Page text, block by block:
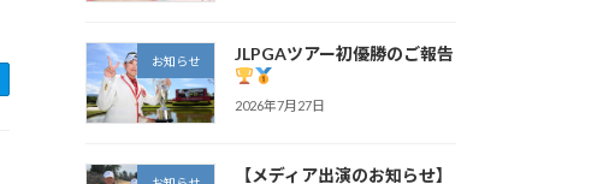
お知らせ JLPGAツアー初優勝のご報告
2026年7月27日
【メディア出演のお知らせ】